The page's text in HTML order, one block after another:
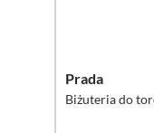
Prada
Biżuteria do